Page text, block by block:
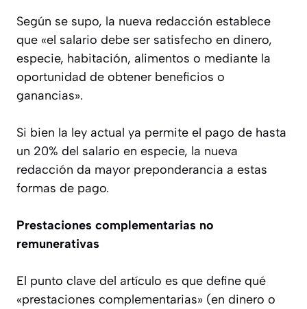
Según se supo, la nueva redacción establece
que «el salario debe ser satisfecho en dinero,
especie, habitación, alimentos o mediante la
oportunidad de obtener beneficios o
ganancias».
Si bien la ley actual ya permite el pago de hasta
un 20% del salario en especie, la nueva
redacción da mayor preponderancia a estas
formas de pago.
Prestaciones complementarias no
remunerativas
El punto clave del artículo es que define qué
«prestaciones complementarias» (en dinero o